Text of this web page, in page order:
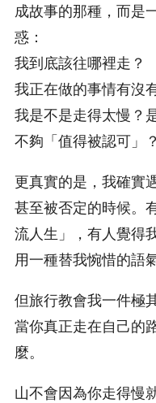
成故事的那種，而是
惑：
我到底該往哪裡走？
我正在做的事情有沒
我是不是走得太慢？
不夠「值得被認可」？
更真實的是，我確實
甚至被否定的時候。
流人生」，有人覺得
用一種替我惋惜的語
但旅行教會我一件極
當你真正走在自己的
麼。
山不會因為你走得慢